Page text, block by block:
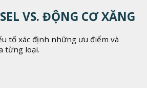
VS. ĐỘNG CƠ XĂNG
tố xác định những ưu điểm và
từng loại.